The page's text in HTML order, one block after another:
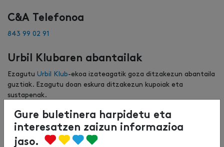
C&A Telefonoa
843 99 02 91
Urbil Klubaren abantailak
Ezagutu Urbil Klub-ekoa izateagatik goza ditzakezun abantaila
guztiak. Ezagutu doan eskura ditzakezun kupoiak eta
sustapenak.
Gure buletinera harpidetu eta
interesatzen zaizun informazioa
jaso.